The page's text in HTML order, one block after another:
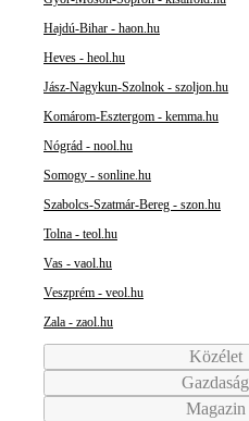
Hajdú-Bihar - haon.hu
Heves - heol.hu
Jász-Nagykun-Szolnok - szoljon.hu
Komárom-Esztergom - kemma.hu
Nógrád - nool.hu
Somogy - sonline.hu
Szabolcs-Szatmár-Bereg - szon.hu
Tolna - teol.hu
Vas - vaol.hu
Veszprém - veol.hu
Zala - zaol.hu
Közélet
Gazdaság
Magazin